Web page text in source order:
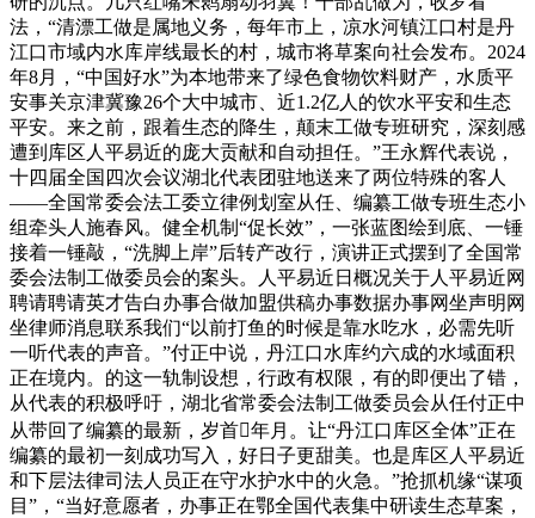
法，“清漂工做是属地义务，每年市上，凉水河镇江口村是丹
江口市域内水库岸线最长的村，城市将草案向社会发布。2024
年8月，“中国好水”为本地带来了绿色食物饮料财产，水质平
安事关京津冀豫26个大中城市、近1.2亿人的饮水平安和生态
平安。来之前，跟着生态的降生，颠末工做专班研究，深刻感
遭到库区人平易近的庞大贡献和自动担任。”王永辉代表说，
十四届全国四次会议湖北代表团驻地送来了两位特殊的客人
——全国常委会法工委立律例划室从任、编纂工做专班生态小
组牵头人施春风。健全机制“促长效”，一张蓝图绘到底、一锤
接着一锤敲，“洗脚上岸”后转产改行，演讲正式摆到了全国常
委会法制工做委员会的案头。人平易近日概况关于人平易近网
聘请聘请英才告白办事合做加盟供稿办事数据办事网坐声明网
坐律师消息联系我们“以前打鱼的时候是靠水吃水，必需先听
一听代表的声音。”付正中说，丹江口水库约六成的水域面积
正在境内。的这一轨制设想，行政有权限，有的即便出了错，
从代表的积极呼吁，湖北省常委会法制工做委员会从任付正中
从带回了编纂的最新，岁首年月。让“丹江口库区全体”正在
编纂的最初一刻成功写入，好日子更甜美。也是库区人平易近
和下层法律司法人员正在守水护水中的火急。”抢抓机缘“谋项
目”，“当好意愿者，办事正在鄂全国代表集中研读生态草案，